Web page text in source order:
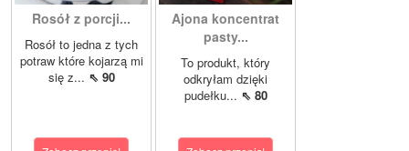
Rosół z porcji...
Rosół to jedna z tych
potraw które kojarzą mi
się z... ⇖ 90
Ajona koncentrat
pasty...
To produkt, który
odkryłam dzięki
pudełku... ⇖ 80